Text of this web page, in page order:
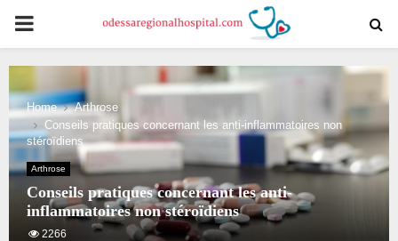
PRIMARY
MENU
Home
Arthrose
Conseils pratiques concernant les anti-inflammatoires non
stéroïdiens
Arthrose
Conseils pratiques concernant les anti-
inflammatoires non stéroïdiens
2266